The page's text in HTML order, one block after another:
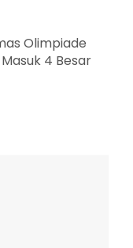
Olimpiade
4 Besar